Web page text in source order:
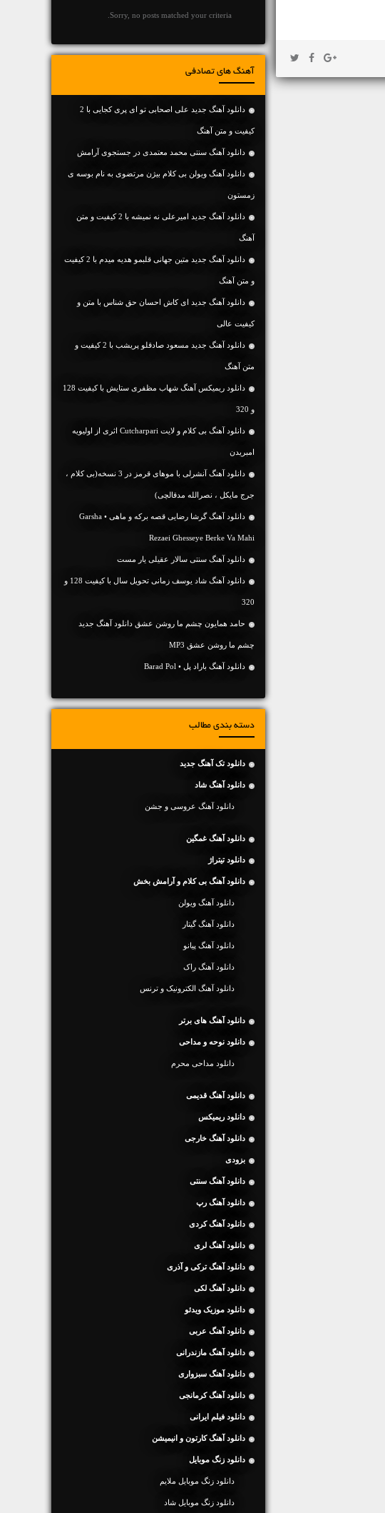
Sorry, no posts matched your criteria.
آهنگ های تصادفی
دانلود آهنگ جديد علی اصحابی تو ای پری کجایی با 2
کیفیت و متن آهنگ
دانلود آهنگ سنتی محمد معتمدی در جستجوی آرامش
دانلود آهنگ ویولن بی کلام بیژن مرتضوی به نام بوسه ی
زمستون
دانلود آهنگ جديد امیرعلی نه نمیشه با 2 کیفیت و متن
آهنگ
دانلود آهنگ جديد متین جهانی قلبمو هدیه میدم با 2 کیفیت
و متن آهنگ
دانلود آهنگ جديد ای کاش احسان حق شناس با متن و
کیفیت عالی
دانلود آهنگ جديد مسعود صادقلو پریشب با 2 کیفیت و
متن آهنگ
دانلود ریمیکس آهنگ شهاب مظفری ستایش با کیفیت 128
و 320
دانلود آهنگ بی کلام و لایت Cutcharpari اثری از اولیویه
امبریدن
دانلود آهنگ آنشرلی با موهای قرمز در 3 نسخه(بی کلام ،
جرج مایکل ، نصرالله مدقالچی)
دانلود آهنگ گرشا رضایی قصه برکه و ماهی • Garsha
Rezaei Ghesseye Berke Va Mahi
دانلود آهنگ سنتی سالار عقیلی یار مست
دانلود آهنگ شاد یوسف زمانی تحویل سال با کیفیت 128 و
320
حامد همایون چشم ما روشن عشق دانلود آهنگ جدید
چشم ما روشن عشق MP3
دانلود آهنگ باراد پل • Barad Pol
دسته بندی مطالب
دانلود تک آهنگ جدید
دانلود آهنگ شاد
دانلود آهنگ عروسی و جشن
دانلود آهنگ غمگین
دانلود تیتراژ
دانلود آهنگ بی کلام و آرامش بخش
دانلود آهنگ ویولن
دانلود آهنگ گیتار
دانلود آهنگ پیانو
دانلود آهنگ راک
دانلود آهنگ الکترونیک و ترنس
دانلود آهنگ های برتر
دانلود نوحه و مداحی
دانلود مداحی محرم
دانلود آهنگ قدیمی
دانلود ریمیکس
دانلود آهنگ خارجی
بزودی
دانلود آهنگ سنتی
دانلود آهنگ رپ
دانلود آهنگ کردی
دانلود آهنگ لری
دانلود آهنگ ترکی و آذری
دانلود آهنگ لکی
دانلود موزیک ویدئو
دانلود آهنگ عربی
دانلود آهنگ مازندرانی
دانلود آهنگ سبزواری
دانلود آهنگ کرمانجی
دانلود فیلم ایرانی
دانلود آهنگ کارتون و انیمیشن
دانلود زنگ موبایل
دانلود زنگ موبایل ملایم
دانلود زنگ موبایل شاد